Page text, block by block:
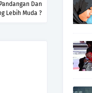
Dan
Lebih Muda ?